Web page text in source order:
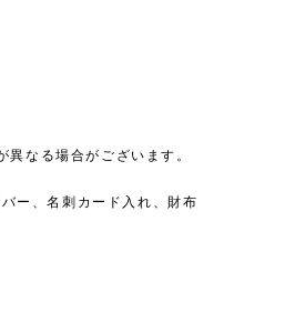
なる場合がございます。
ー、名刺カード入れ、財布